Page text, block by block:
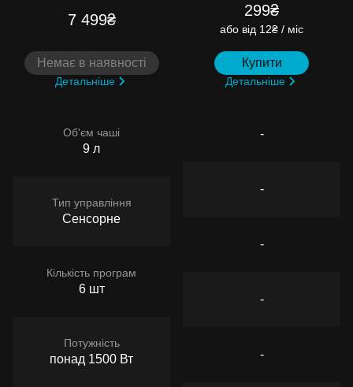
7 499₴
Немає в наявності
Детальніше
Об'єм чаші
9 л
Тип управління
Сенсорне
Кількість програм
6 шт
Потужність
понад 1500 Вт
299₴
або від 12₴ / міс
Купити
Детальніше
-
-
-
-
-